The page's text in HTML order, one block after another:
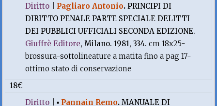
Diritto
Pagliaro Antonio.PRINCIPI DI
DIRITTO PENALE PARTE SPECIALE DELITTI
DEI PUBBLICI UFFICIALI SECONDA EDIZIONE.
Giuffrè Editore, Milano. 1981, 334.cm 18x25-
brossura-sottolineature a matita fino a pag 17-
ottimo stato di conservazione
18€
Diritto |▪ Pannain Remo.MANUALE DI